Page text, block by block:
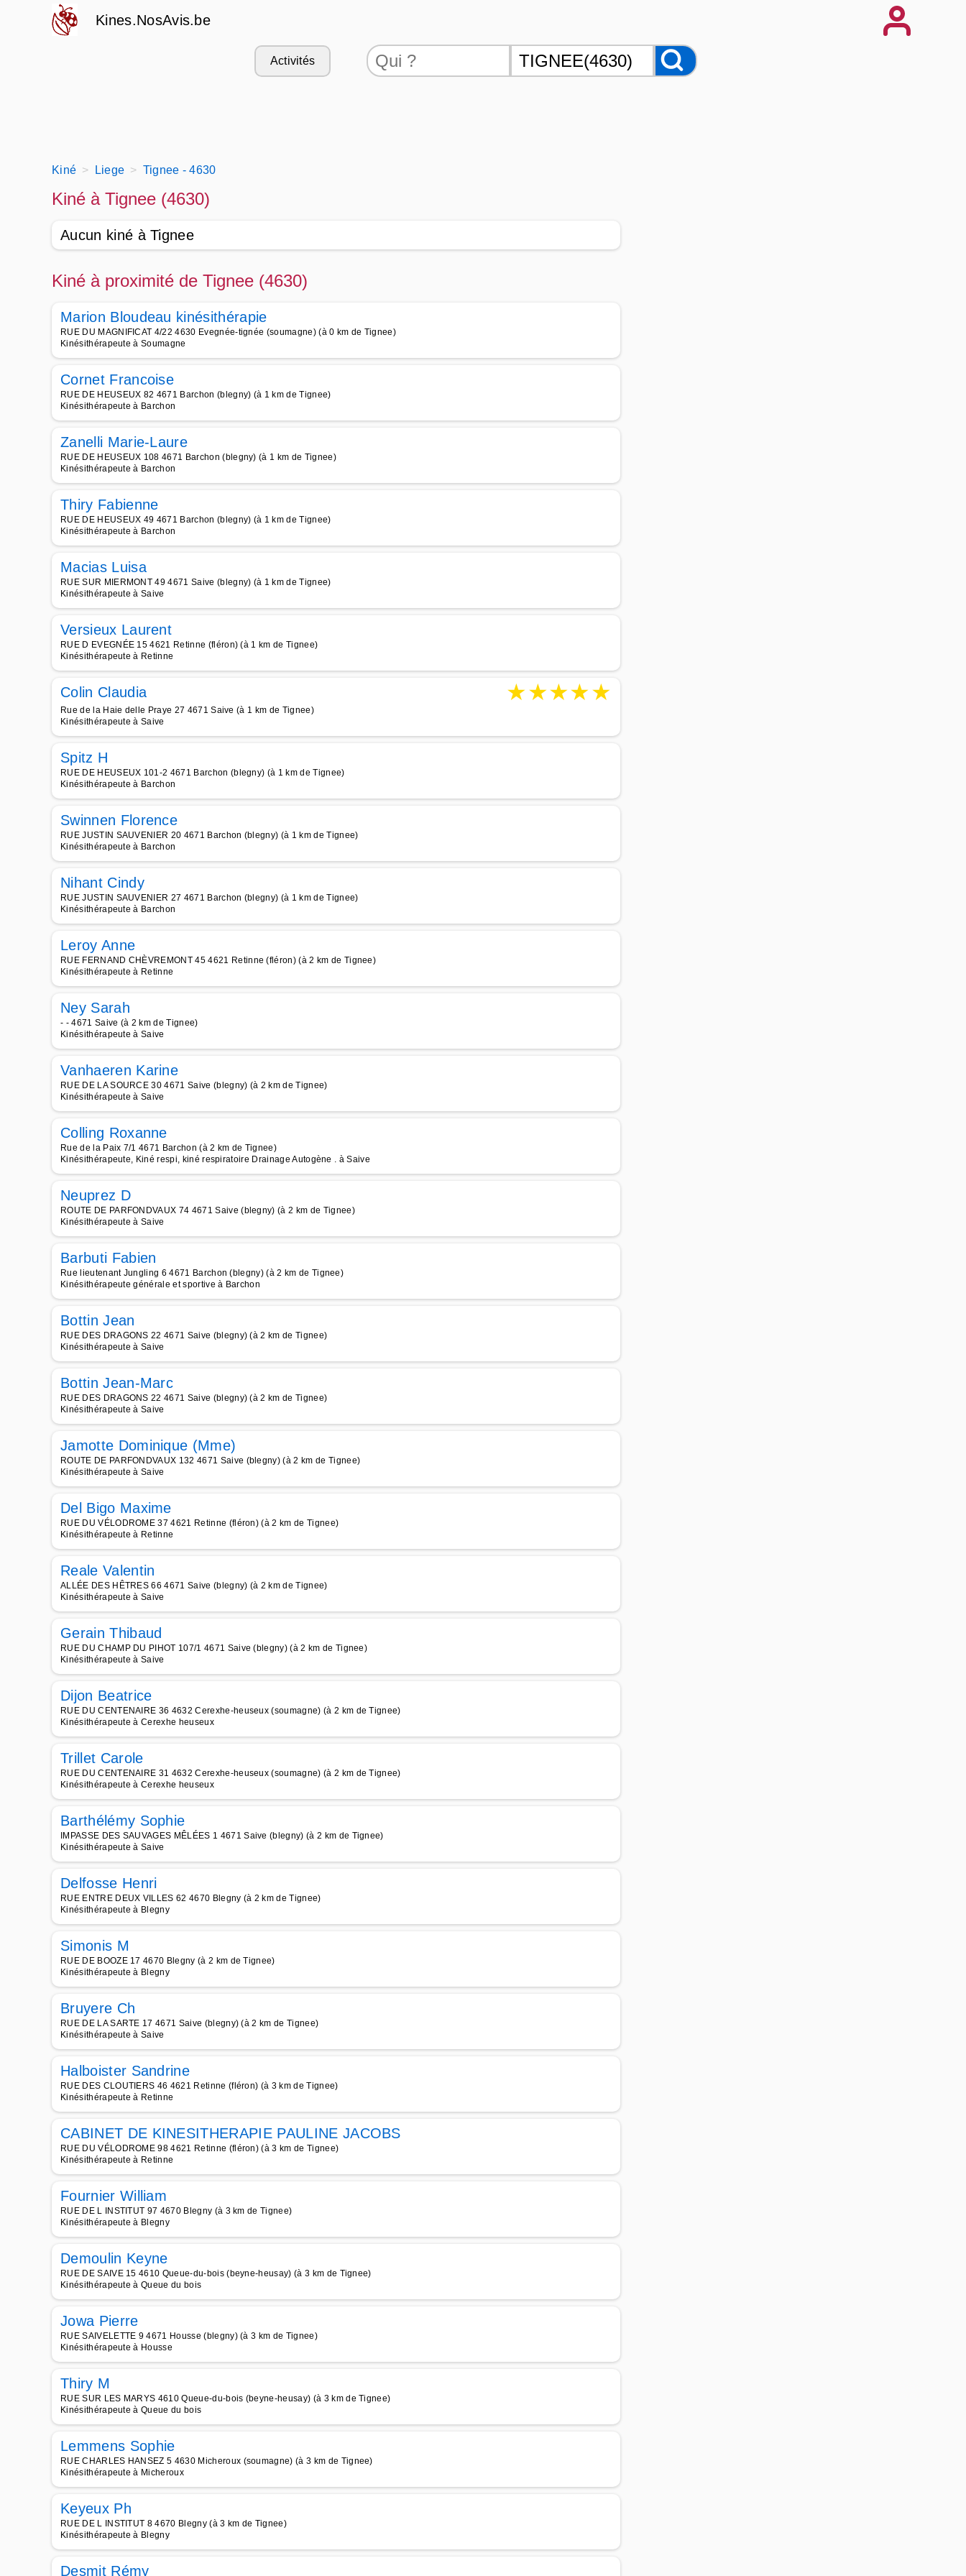
Kines.NosAvis.be
Activités
Kiné Liege Tignee - 4630
Kiné à Tignee (4630)
Aucun kiné à Tignee
Kiné à proximité de Tignee (4630)
Marion Bloudeau kinésithérapie
RUE DU MAGNIFICAT 4/22 4630 Evegnée-tignée (soumagne) (à 0 km de Tignee)
Kinésithérapeute à Soumagne
Cornet Francoise
RUE DE HEUSEUX 82 4671 Barchon (blegny) (à 1 km de Tignee)
Kinésithérapeute à Barchon
Zanelli Marie-Laure
RUE DE HEUSEUX 108 4671 Barchon (blegny) (à 1 km de Tignee)
Kinésithérapeute à Barchon
Thiry Fabienne
RUE DE HEUSEUX 49 4671 Barchon (blegny) (à 1 km de Tignee)
Kinésithérapeute à Barchon
Macias Luisa
RUE SUR MIERMONT 49 4671 Saive (blegny) (à 1 km de Tignee)
Kinésithérapeute à Saive
Versieux Laurent
RUE D EVEGNÉE 15 4621 Retinne (fléron) (à 1 km de Tignee)
Kinésithérapeute à Retinne
Colin Claudia ★★★★★
Rue de la Haie delle Praye 27 4671 Saive (à 1 km de Tignee)
Kinésithérapeute à Saive
Spitz H
RUE DE HEUSEUX 101-2 4671 Barchon (blegny) (à 1 km de Tignee)
Kinésithérapeute à Barchon
Swinnen Florence
RUE JUSTIN SAUVENIER 20 4671 Barchon (blegny) (à 1 km de Tignee)
Kinésithérapeute à Barchon
Nihant Cindy
RUE JUSTIN SAUVENIER 27 4671 Barchon (blegny) (à 1 km de Tignee)
Kinésithérapeute à Barchon
Leroy Anne
RUE FERNAND CHÈVREMONT 45 4621 Retinne (fléron) (à 2 km de Tignee)
Kinésithérapeute à Retinne
Ney Sarah
- - 4671 Saive (à 2 km de Tignee)
Kinésithérapeute à Saive
Vanhaeren Karine
RUE DE LA SOURCE 30 4671 Saive (blegny) (à 2 km de Tignee)
Kinésithérapeute à Saive
Colling Roxanne
Rue de la Paix 7/1 4671 Barchon (à 2 km de Tignee)
Kinésithérapeute, Kiné respi, kiné respiratoire Drainage Autogène . à Saive
Neuprez D
ROUTE DE PARFONDVAUX 74 4671 Saive (blegny) (à 2 km de Tignee)
Kinésithérapeute à Saive
Barbuti Fabien
Rue lieutenant Jungling 6 4671 Barchon (blegny) (à 2 km de Tignee)
Kinésithérapeute générale et sportive à Barchon
Bottin Jean
RUE DES DRAGONS 22 4671 Saive (blegny) (à 2 km de Tignee)
Kinésithérapeute à Saive
Bottin Jean-Marc
RUE DES DRAGONS 22 4671 Saive (blegny) (à 2 km de Tignee)
Kinésithérapeute à Saive
Jamotte Dominique (Mme)
ROUTE DE PARFONDVAUX 132 4671 Saive (blegny) (à 2 km de Tignee)
Kinésithérapeute à Saive
Del Bigo Maxime
RUE DU VÉLODROME 37 4621 Retinne (fléron) (à 2 km de Tignee)
Kinésithérapeute à Retinne
Reale Valentin
ALLÉE DES HÊTRES 66 4671 Saive (blegny) (à 2 km de Tignee)
Kinésithérapeute à Saive
Gerain Thibaud
RUE DU CHAMP DU PIHOT 107/1 4671 Saive (blegny) (à 2 km de Tignee)
Kinésithérapeute à Saive
Dijon Beatrice
RUE DU CENTENAIRE 36 4632 Cerexhe-heuseux (soumagne) (à 2 km de Tignee)
Kinésithérapeute à Cerexhe heuseux
Trillet Carole
RUE DU CENTENAIRE 31 4632 Cerexhe-heuseux (soumagne) (à 2 km de Tignee)
Kinésithérapeute à Cerexhe heuseux
Barthélémy Sophie
IMPASSE DES SAUVAGES MÊLÉES 1 4671 Saive (blegny) (à 2 km de Tignee)
Kinésithérapeute à Saive
Delfosse Henri
RUE ENTRE DEUX VILLES 62 4670 Blegny (à 2 km de Tignee)
Kinésithérapeute à Blegny
Simonis M
RUE DE BOOZE 17 4670 Blegny (à 2 km de Tignee)
Kinésithérapeute à Blegny
Bruyere Ch
RUE DE LA SARTE 17 4671 Saive (blegny) (à 2 km de Tignee)
Kinésithérapeute à Saive
Halboister Sandrine
RUE DES CLOUTIERS 46 4621 Retinne (fléron) (à 3 km de Tignee)
Kinésithérapeute à Retinne
CABINET DE KINESITHERAPIE PAULINE JACOBS
RUE DU VÉLODROME 98 4621 Retinne (fléron) (à 3 km de Tignee)
Kinésithérapeute à Retinne
Fournier William
RUE DE L INSTITUT 97 4670 Blegny (à 3 km de Tignee)
Kinésithérapeute à Blegny
Demoulin Keyne
RUE DE SAIVE 15 4610 Queue-du-bois (beyne-heusay) (à 3 km de Tignee)
Kinésithérapeute à Queue du bois
Jowa Pierre
RUE SAIVELETTE 9 4671 Housse (blegny) (à 3 km de Tignee)
Kinésithérapeute à Housse
Thiry M
RUE SUR LES MARYS 4610 Queue-du-bois (beyne-heusay) (à 3 km de Tignee)
Kinésithérapeute à Queue du bois
Lemmens Sophie
RUE CHARLES HANSEZ 5 4630 Micheroux (soumagne) (à 3 km de Tignee)
Kinésithérapeute à Micheroux
Keyeux Ph
RUE DE L INSTITUT 8 4670 Blegny (à 3 km de Tignee)
Kinésithérapeute à Blegny
Desmit Rémy